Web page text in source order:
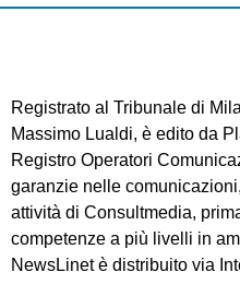
Registrato al Tribunale di
Massimo Lualdi, è edito da
Registro Operatori
garanzie nelle
attività di Consultmedia,
competenze a più livelli in
NewsLinet è distribuito via